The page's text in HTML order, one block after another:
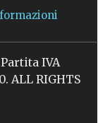
IVA
ALL RIGHTS